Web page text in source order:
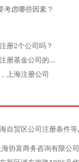
考虑哪些因素？
册2个公司吗？
鑫励解读杭州注册基金公司的条件
上海注册公司
自贸区公司注册条件等
协富商务咨询有限公